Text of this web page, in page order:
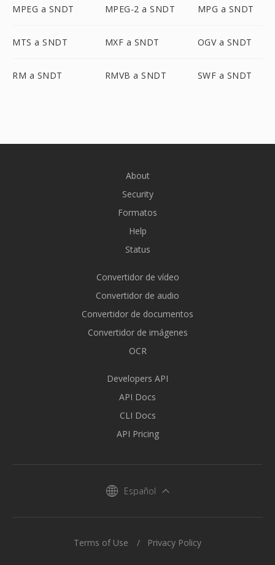
MPEG a SNDT MPEG-2 a SNDT MPG a SNDT
MTS a SNDT MXF a SNDT OGV a SNDT
RM a SNDT RMVB a SNDT SWF a SNDT
About
Security
Formatos
Help
Status
Convertidor de vídeo
Convertidor de audio
Convertidor de documentos
Convertidor de imágenes
OCR
Developers API
API Docs
CLI Docs
API Pricing
Español
Terms of Use Privacy Policy